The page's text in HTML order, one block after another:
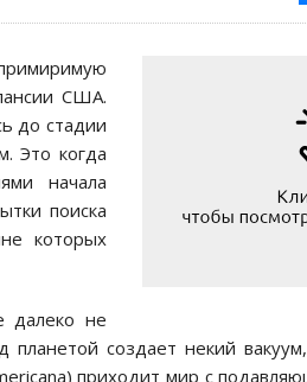
США.
до стадии
Это когда
начала
поиска
которых
далеко не
планетой создает некий
приходит мир с